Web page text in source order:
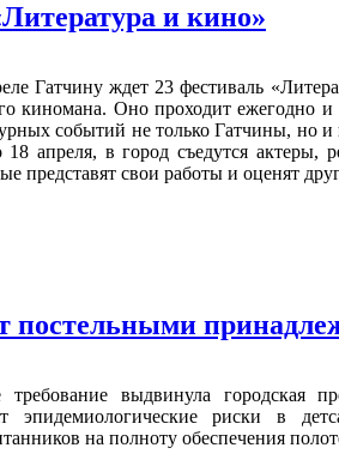
и кино»
Гатчину ждет 23 фестиваль
киномана. Оно проходит ежегодно и
событий не только Гатчины, но
18 апреля, в город съедутся актеры,
представят свои работы и оценят
постельными
требование выдвинула городская
эпидемиологические риски в
на полноту обеспечения